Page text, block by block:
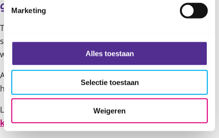
Marketing
Alles toestaan
Selectie toestaan
Weigeren
geboren kinderen anders?
Te vroeg geboren baby's hebben vaak minder duidelijke
signalen. Het kan hierdoor langer duren voordat je weet
wat je baby wil.
Als je baby te vroeg geboren is, kan het ziekenhuis jullie
hierbij begeleiden.
Lees meer over
de ontwikkeling van je te vroeg geboren
kind.